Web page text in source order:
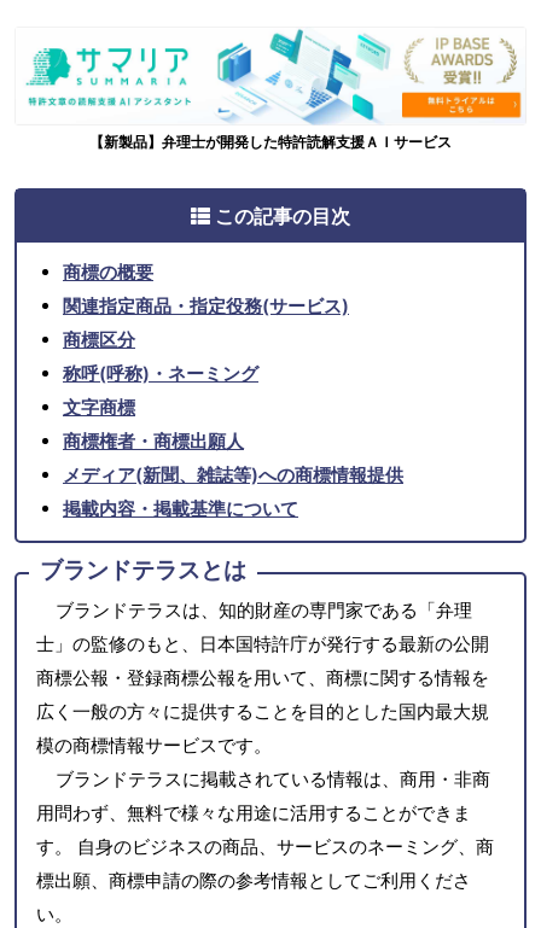
【新製品】弁理士が開発した特許読解支援ＡＩサービス
この記事の目次
商標の概要
関連指定商品・指定役務(サービス)
商標区分
称呼(呼称)・ネーミング
文字商標
商標権者・商標出願人
メディア(新聞、雑誌等)への商標情報提供
掲載内容・掲載基準について
ブランドテラスとは
ブランドテラスは、知的財産の専門家である「弁理
士」の監修のもと、日本国特許庁が発行する最新の公開
商標公報・登録商標公報を用いて、商標に関する情報を
広く一般の方々に提供することを目的とした国内最大規
模の商標情報サービスです。
ブランドテラスに掲載されている情報は、商用・非商
用問わず、無料で様々な用途に活用することができま
す。 自身のビジネスの商品、サービスのネーミング、商
標出願、商標申請の際の参考情報としてご利用くださ
い。